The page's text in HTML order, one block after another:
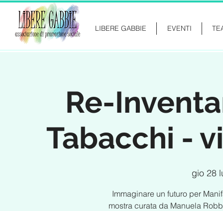
LIBERE GABBIE EVENTI
Re-
Tabacchi -
gio 28
Immaginare un futuro per
mostra curata da Manuela